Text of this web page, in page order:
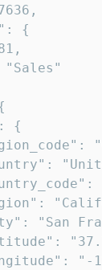
{
"Sales"
{
"San
"-